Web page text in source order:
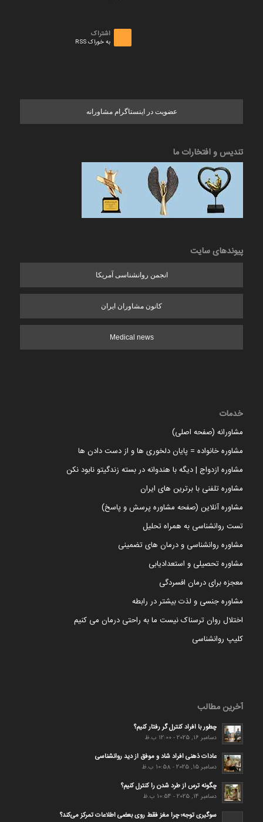
اشتراک
به خوراک RSS
عضویت در اینستاگرام مشاورانه
تندیس و افتخارات ما
پیوندهای سایت
انجمن روانشناسی آمریکا
کانون مشاوران ایران
Medical news
خدمات
مشاورانه (صفحه اصلی)
مشاوره خانواده = پایان دلخوری ها و از دست دادن ها
مشاوره ازدواج | دیگه با هندوانه در بسته زندگیتو نابود نکن
مشاوره تلفنی با برترین های ایران
مشاوره آنلاین (صفحه مشاوره پرسش و پاسخ)
تست روانشناسی به همراه تحلیل
مشاوره روانشناسی و درمان های تضمینی
مشاوره تحصیلی و استعدادیابی
معجزه برای درمان افسردگی
مشاوره جنسی و لذت بیشتر در رابطه
اختلال روان ترسناک نیست ما به راحتی درمان می کنیم
کلیپ روانشناسی
آخرین مطالب
چطور با افراد کنترل گر رفتار کنیم؟
دسامبر 16, 2025 - 12:00 ب.ظ
عادات ذهنی افراد شاد و موفق از دید روانشناسی
دسامبر 15, 2025 - 10:58 ب.ظ
چگونه ترس از طرد شدن را کنترل کنیم؟
دسامبر 14, 2025 - 10:54 ب.ظ
سوگیری توجه؛ چرا مغز فقط روی بعضی اطلاعات تمرکز می‌کند؟